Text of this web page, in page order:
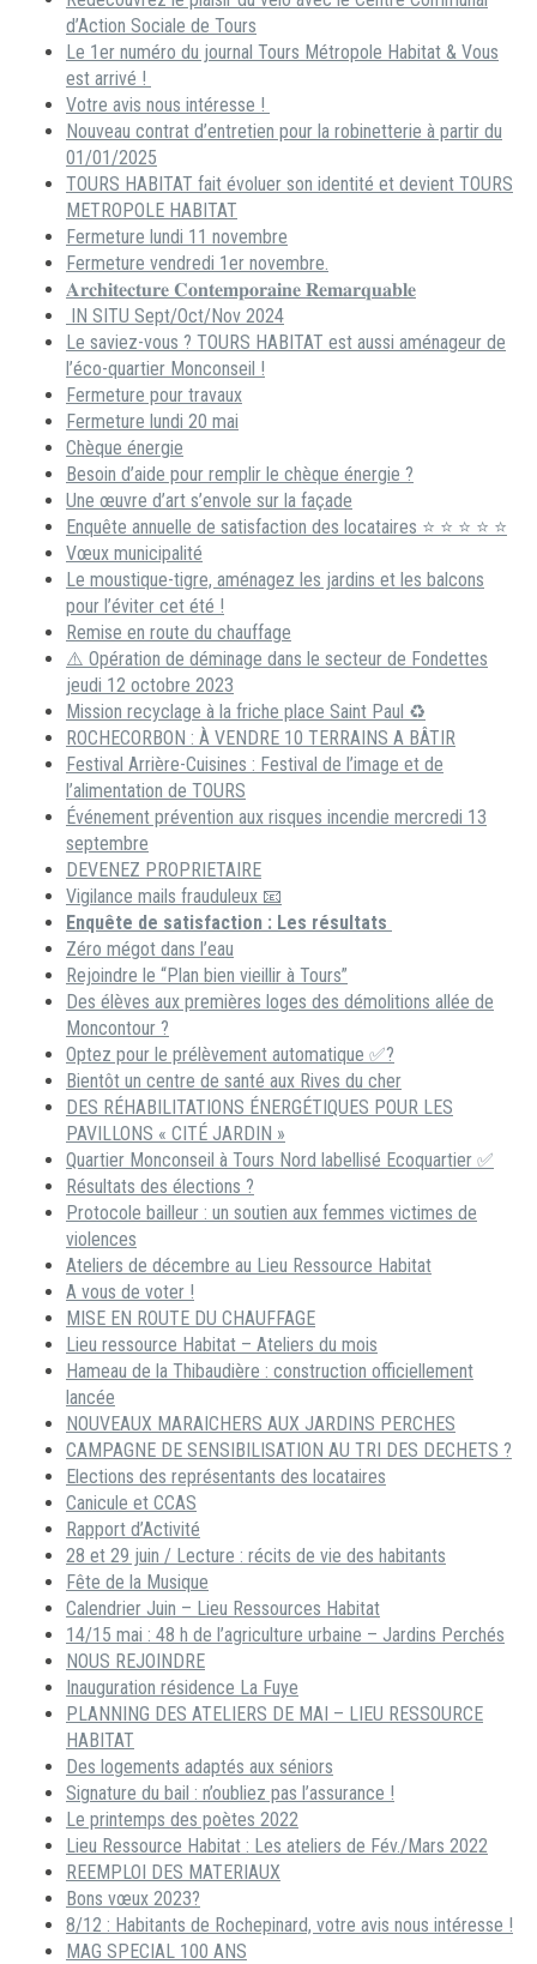
d’Action Sociale de Tours
Le 1er numéro du journal Tours Métropole Habitat & Vous
est arrivé !
Votre avis nous intéresse !
Nouveau contrat d’entretien pour la robinetterie à partir du
01/01/2025
TOURS HABITAT fait évoluer son identité et devient TOURS
METROPOLE HABITAT
Fermeture lundi 11 novembre
Fermeture vendredi 1er novembre.
𝐀𝐫𝐜𝐡𝐢𝐭𝐞𝐜𝐭𝐮𝐫𝐞 𝐂𝐨𝐧𝐭𝐞𝐦𝐩𝐨𝐫𝐚𝐢𝐧𝐞 𝐑𝐞𝐦𝐚𝐫𝐪𝐮𝐚𝐛𝐥𝐞
IN SITU Sept/Oct/Nov 2024
Le saviez-vous ? TOURS HABITAT est aussi aménageur de
l’éco-quartier Monconseil !
Fermeture pour travaux
Fermeture lundi 20 mai
Chèque énergie
Besoin d’aide pour remplir le chèque énergie ?
Une œuvre d’art s’envole sur la façade
Enquête annuelle de satisfaction des locataires ⭐ ⭐ ⭐ ⭐ ⭐
Vœux municipalité
Le moustique-tigre, aménagez les jardins et les balcons
pour l’éviter cet été !
Remise en route du chauffage
⚠️ Opération de déminage dans le secteur de Fondettes
jeudi 12 octobre 2023
Mission recyclage à la friche place Saint Paul ♻️
ROCHECORBON : À VENDRE 10 TERRAINS A BÂTIR
Festival Arrière-Cuisines : Festival de l’image et de
l’alimentation de TOURS
Événement prévention aux risques incendie mercredi 13
septembre
DEVENEZ PROPRIETAIRE
Vigilance mails frauduleux 📧
Enquête de satisfaction : Les résultats
Zéro mégot dans l’eau
Rejoindre le “Plan bien vieillir à Tours”
Des élèves aux premières loges des démolitions allée de
Moncontour ?
Optez pour le prélèvement automatique ✅?
Bientôt un centre de santé aux Rives du cher
DES RÉHABILITATIONS ÉNERGÉTIQUES POUR LES
PAVILLONS « CITÉ JARDIN »
Quartier Monconseil à Tours Nord labellisé Ecoquartier ✅
Résultats des élections ?
Protocole bailleur : un soutien aux femmes victimes de
violences
Ateliers de décembre au Lieu Ressource Habitat
A vous de voter !
MISE EN ROUTE DU CHAUFFAGE
Lieu ressource Habitat – Ateliers du mois
Hameau de la Thibaudière : construction officiellement
lancée
NOUVEAUX MARAICHERS AUX JARDINS PERCHES
CAMPAGNE DE SENSIBILISATION AU TRI DES DECHETS ?
Elections des représentants des locataires
Canicule et CCAS
Rapport d’Activité
28 et 29 juin / Lecture : récits de vie des habitants
Fête de la Musique
Calendrier Juin – Lieu Ressources Habitat
14/15 mai : 48 h de l’agriculture urbaine – Jardins Perchés
NOUS REJOINDRE
Inauguration résidence La Fuye
PLANNING DES ATELIERS DE MAI – LIEU RESSOURCE
HABITAT
Des logements adaptés aux séniors
Signature du bail : n’oubliez pas l’assurance !
Le printemps des poètes 2022
Lieu Ressource Habitat : Les ateliers de Fév./Mars 2022
REEMPLOI DES MATERIAUX
Bons vœux 2023?
8/12 : Habitants de Rochepinard, votre avis nous intéresse !
MAG SPECIAL 100 ANS